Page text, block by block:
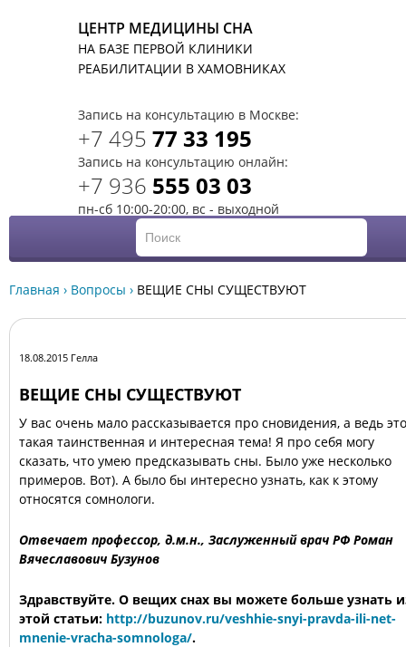
ЦЕНТР МЕДИЦИНЫ СНА
НА БАЗЕ ПЕРВОЙ КЛИНИКИ
РЕАБИЛИТАЦИИ В ХАМОВНИКАХ
Запись на консультацию в Москве:
+7 495 77 33 195
Запись на консультацию онлайн:
+7 936 555 03 03
пн-сб 10:00-20:00, вс - выходной
Главная › Вопросы › ВЕЩИЕ СНЫ СУЩЕСТВУЮТ
18.08.2015 Гелла
ВЕЩИЕ СНЫ СУЩЕСТВУЮТ
У вас очень мало рассказывается про сновидения, а ведь это
такая таинственная и интересная тема! Я про себя могу
сказать, что умею предсказывать сны. Было уже несколько
примеров. Вот). А было бы интересно узнать, как к этому
относятся сомнологи.
Отвечает профессор, д.м.н., Заслуженный врач РФ Роман
Вячеславович Бузунов
Здравствуйте. О вещих снах вы можете больше узнать
этой статьи: http://buzunov.ru/veshhie-snyi-pravda-ili-net-
mnenie-vracha-somnologa/.